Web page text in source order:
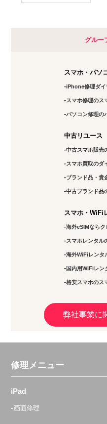
グルー
スマホ・パソ
iPhone修理ダイ
スマホ修理のス
パソコン修理の
中古リユース
中古スマホ販売
スマホ買取のダ
ブランド品・貴
中古ブランド品
スマホ・WiFi
海外eSIMならク
スマホレンタル
海外WiFiレンタ
国内用WiFiレン
格安スマホのス
弊社事業に
修理メニュー
iPad
画面修理